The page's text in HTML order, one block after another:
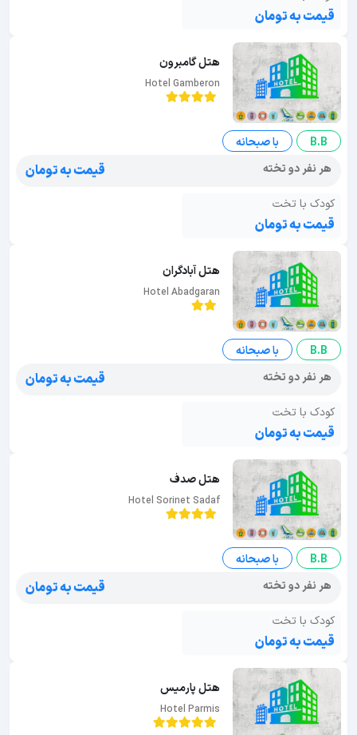
قیمت به تومان
هتل گامبرون
Hotel Gamberon
B.B
با صبحانه
هر نفر دو تخته
قیمت به تومان
کودک با تخت
قیمت به تومان
هتل آبادگران
Hotel Abadgaran
B.B
با صبحانه
هر نفر دو تخته
قیمت به تومان
کودک با تخت
قیمت به تومان
هتل صدف
Hotel Sorinet Sadaf
B.B
با صبحانه
هر نفر دو تخته
قیمت به تومان
کودک با تخت
قیمت به تومان
هتل پارمیس
Hotel Parmis